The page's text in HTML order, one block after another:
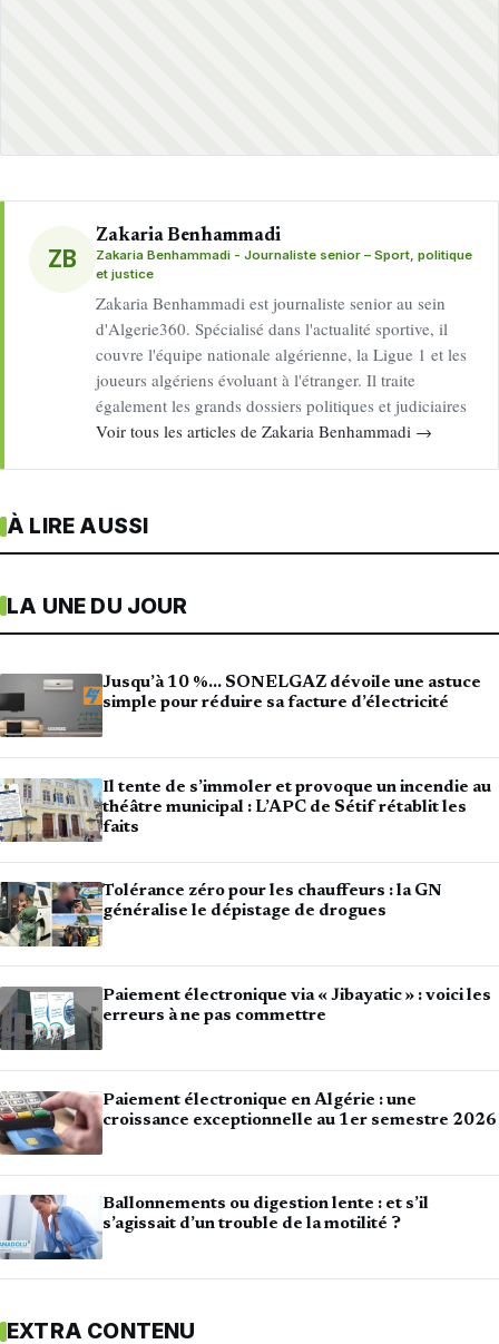
ZB
Zakaria Benhammadi
Zakaria Benhammadi - Journaliste senior – Sport, politique
et justice
Zakaria Benhammadi est journaliste senior au sein
d'Algerie360. Spécialisé dans l'actualité sportive, il
couvre l'équipe nationale algérienne, la Ligue 1 et les
joueurs algériens évoluant à l'étranger. Il traite
également les grands dossiers politiques et judiciaires
Voir tous les articles de Zakaria Benhammadi →
À LIRE AUSSI
LA UNE DU JOUR
Jusqu’à 10 %… SONELGAZ dévoile une astuce
simple pour réduire sa facture d’électricité
Il tente de s’immoler et provoque un incendie au
théâtre municipal : L’APC de Sétif rétablit les
faits
Tolérance zéro pour les chauffeurs : la GN
généralise le dépistage de drogues
Paiement électronique via « Jibayatic » : voici les
erreurs à ne pas commettre
Paiement électronique en Algérie : une
croissance exceptionnelle au 1er semestre 2026
Ballonnements ou digestion lente : et s’il
s’agissait d’un trouble de la motilité ?
EXTRA CONTENU